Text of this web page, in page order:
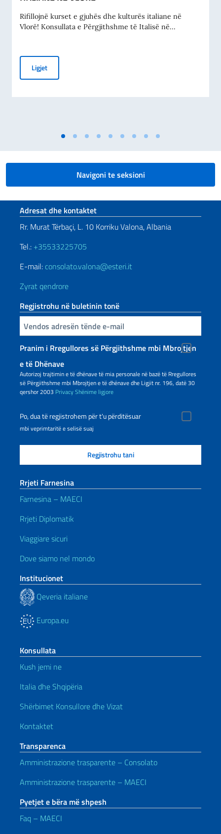
Rifillojnë kurset e gjuhës dhe kulturës italiane në
Vlorë! Konsullata e Përgjithshme të Italisë në...
LigjetRIFILLOJNË KURSET E GJUHËS DHE KULTURËS ITALIANE
Navigoni te seksioni
Footer section
Adresat dhe kontaktet
Rr. Murat Tërbaçi, L. 10 Korriku Valona, Albania
Tel.: +35533225705
E-mail: consolato.valona@esteri.it
Zyrat qendrore
Regjistrohu në buletinin tonë
Inserisci la tua email
Pranim i Rregullores së Përgjithshme mbi Mbrojtjen
e të Dhënave
Autorizoj trajtimin e të dhënave të mia personale në bazë të Rregullores
së Përgjithshme mbi Mbrojtjen e të dhënave dhe Ligjit nr. 196, datë 30
qershor 2003 PrivacyShënime ligjore
Po, dua të regjistrohem për t'u përditësuar
mbi veprimtaritë e selisë suaj
Rrjeti Farnesina
Farnesina – MAECI
Rrjeti Diplomatik
Viaggiare sicuri
Dove siamo nel mondo
Institucionet
Qeveria italiane
Europa.eu
Konsullata
Kush jemi ne
Italia dhe Shqipëria
Shërbimet Konsullore dhe Vizat
Kontaktet
Transparenca
Amministrazione trasparente – Consolato
Amministrazione trasparente – MAECI
Pyetjet e bëra më shpesh
Faq – MAECI